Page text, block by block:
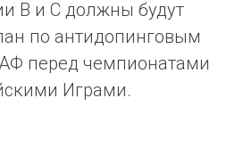
В и С должны будут
по антидопинговым
перед чемпионатами
Играми.